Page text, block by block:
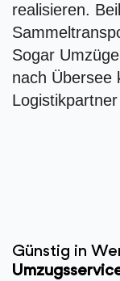
realisieren.
Sogar
nach Übersee
Günstig in